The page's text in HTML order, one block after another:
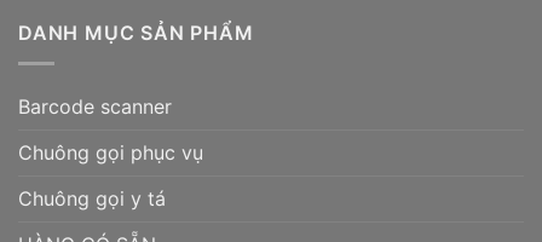
DANH MỤC SẢN PHẨM
Barcode scanner
Chuông gọi phục vụ
Chuông gọi y tá